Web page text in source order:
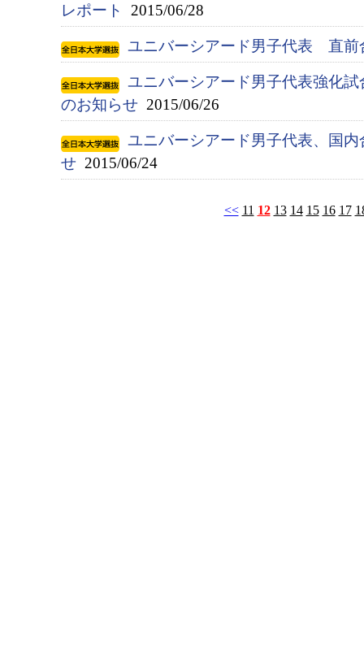
レポート
2015/06/28
ユニバーシアード男子代表 直前
ユニバーシアード男子代表強化
のお知らせ 2015/06/26
ユニバーシアード男子代表、国
せ 2015/06/24
<< 11 12 13 14 15 16 17